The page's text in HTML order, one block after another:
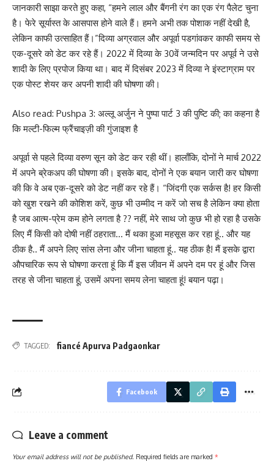
जानकारी साझा करते हुए कहा, “हमने लाल और बैंगनी रंग का एक रंग पैलेट चुना
है। फेरे सूर्यास्त के आसपास होने वाले हैं। हमने अभी तक पोशाक नहीं देखी है,
लेकिन काफी उत्साहित हैं।”दिव्या अग्रवाल और अपूर्वा पडगांवकर काफी समय से
एक-दूसरे को डेट कर रहे हैं। 2022 में दिव्या के 30वें जन्मदिन पर अपूर्व ने उसे
शादी के लिए प्रपोज किया था। बाद में दिसंबर 2023 में दिव्या ने इंस्टाग्राम पर
एक पोस्ट शेयर कर अपनी शादी की घोषणा की।
Also read: Pushpa 3: अल्लू अर्जुन ने पुष्पा पार्ट 3 की पुष्टि की; का कहना है
कि मल्टी-फिल्म फ्रैंचाइज़ी की गुंजाइश है
अपूर्वा से पहले दिव्या वरुण सून को डेट कर रही थीं। हालाँकि, दोनों ने मार्च 2022
में अपने ब्रेकअप की घोषणा की। इसके बाद, दोनों ने एक बयान जारी कर घोषणा
की कि वे अब एक-दूसरे को डेट नहीं कर रहे हैं। “जिंदगी एक सर्कस है! हर किसी
को खुश रखने की कोशिश करें, कुछ भी उम्मीद न करें जो सच है लेकिन क्या होता
है जब आत्म-प्रेम कम होने लगता है ?? नहीं, मेरे साथ जो कुछ भी हो रहा है उसके
लिए मैं किसी को दोषी नहीं ठहराता… मैं थका हुआ महसूस कर रहा हूं.. और यह
ठीक है.. मैं अपने लिए सांस लेना और जीना चाहता हूं.. यह ठीक है! मैं इसके द्वारा
औपचारिक रूप से घोषणा करता हूं कि मैं इस जीवन में अपने दम पर हूं और जिस
तरह से जीना चाहता हूं, उसमें अपना समय लेना चाहता हूं! बयान पढ़ा।
TAGGED: fiancé Apurva Padgaonkar
Facebook
Leave a comment
Your email address will not be published. Required fields are marked *